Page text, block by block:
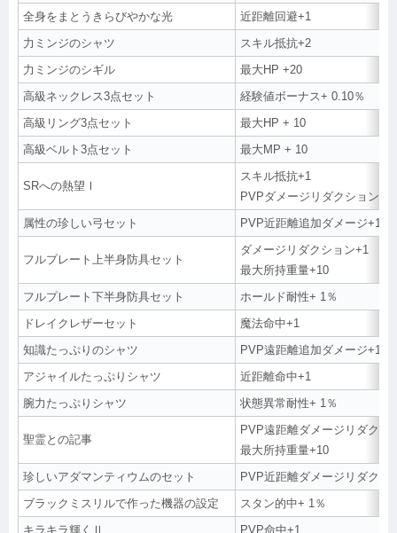
全身をまとうきらびやかな光
近距離回避+1
力ミンジのシャツ
スキル抵抗+2
力ミンジのシギル
最大HP +20
高級ネックレス3点セット
経験値ボーナス+ 0.10％
高級リング3点セット
最大HP + 10
高級ベルト3点セット
最大MP + 10
SRへの熱望Ⅰ
スキル抵抗+1
PVPダメージリダクション+1
属性の珍しい弓セット
PVP近距離追加ダメージ+1
フルプレート上半身防具セット
ダメージリダクション+1
最大所持重量+10
フルプレート下半身防具セット
ホールド耐性+ 1％
ドレイクレザーセット
魔法命中+1
知識たっぷりのシャツ
PVP遠距離追加ダメージ+1
アジャイルたっぷりシャツ
近距離命中+1
腕力たっぷりシャツ
状態異常耐性+ 1％
聖霊との記事
PVP遠距離ダメージリダクシ
最大所持重量+10
珍しいアダマンティウムのセット
PVP近距離ダメージリダクシ
ブラックミスリルで作った機器の設定
スタン的中+ 1％
キラキラ輝くⅡ
PVP命中+1